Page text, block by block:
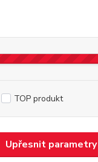
Upřesnit parametry
TOP produkt